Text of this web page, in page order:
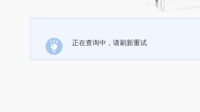
正在查询中，请刷新重试